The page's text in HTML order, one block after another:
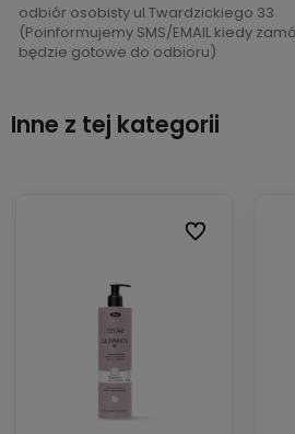
odbiór osobisty ul.Twardzickiego 33
(Poinformujemy SMS/EMAIL kiedy
będzie gotowe do odbioru)
Inne z tej kategorii
Do ulubionych
Do ulubionych